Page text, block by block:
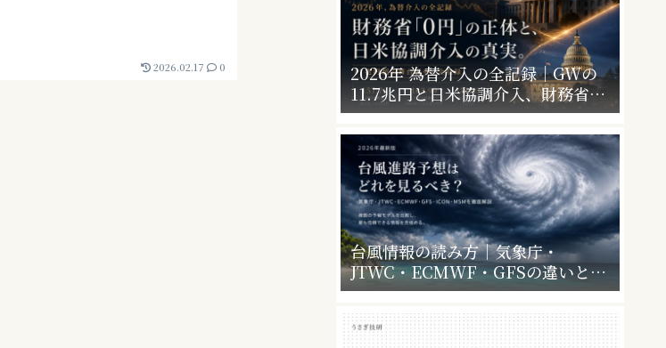
2026.02.17 0
2026年 為替介入の全記録｜GWの
11.7兆円と日米協調介入、財務省
「0円」の意味
台風情報の読み方｜気象庁・
JTWC・ECMWF・GFSの違いと、
暴風警報で会社・学校はどうなるか